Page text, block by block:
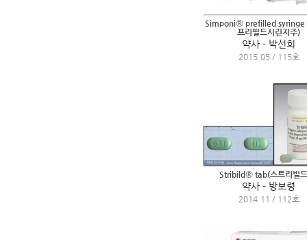
Simponi® prefilled syringe
프리필드시린지주)
약사 - 박선희
2015.05 / 115호
Stribild® tab(스트리빌
약사 - 방보령
2014.11 / 112호